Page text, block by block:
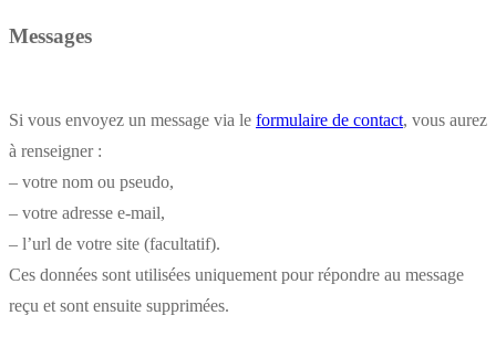
Messages
Si vous envoyez un message via le formulaire de contact, vous aurez
à renseigner :
– votre nom ou pseudo,
– votre adresse e-mail,
– l’url de votre site (facultatif).
Ces données sont utilisées uniquement pour répondre au message
reçu et sont ensuite supprimées.